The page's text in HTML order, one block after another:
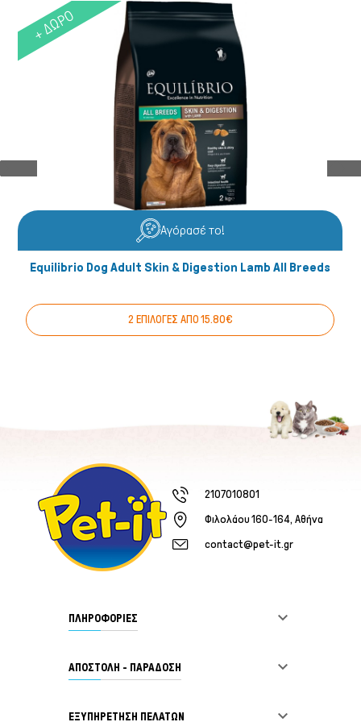
+ ΔΩΡΟ
Αγόρασέ το!
Equilibrio Dog Adult Skin & Digestion Lamb All Breeds
2 ΕΠΙΛΟΓΕΣ ΑΠΟ 15.80€
2107010801
Φιλολάου 160-164, Αθήνα
contact@pet-it.gr
ΠΛΗΡΟΦΟΡΙΕΣ 
ΑΠΟΣΤΟΛΗ - ΠΑΡΑΔΟΣΗ 
ΕΞΥΠΗΡΈΤΗΣΗ ΠΕΛΑΤΏΝ 